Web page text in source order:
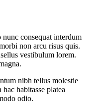
consequat interdum
non arcu risus quis.
vestibulum lorem.
nibh tellus molestie
habitasse platea
odio.